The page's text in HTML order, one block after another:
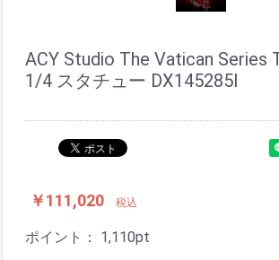
ACY Studio The Vatican Series
1/4 スタチュー DX145285I
￥111,020 税込
ポイント： 1,110pt